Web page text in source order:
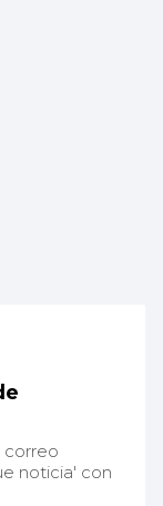
correo
noticia' con